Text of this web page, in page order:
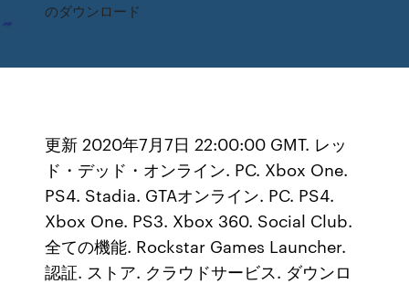
のダウンロード
更新 2020年7月7日 22:00:00 GMT. レッ
ド・デッド・オンライン. PC. Xbox One.
PS4. Stadia. GTAオンライン. PC. PS4.
Xbox One. PS3. Xbox 360. Social Club.
全ての機能. Rockstar Games Launcher.
認証. ストア. クラウドサービス. ダウンロ